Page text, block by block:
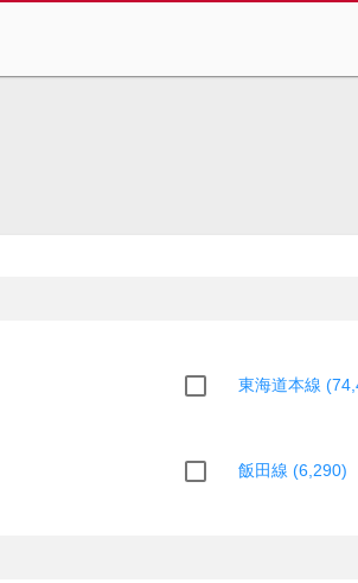
東海道本線
飯田線 (6,290)